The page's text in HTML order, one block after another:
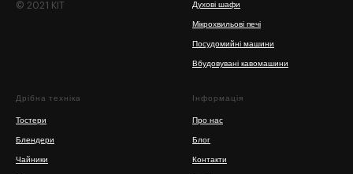
© 2021 KIT Духові шафи
Мікрохвильові печі
Посудомийні машини
Вбудовувані кавомашини
Дрібна техніка
Тостери
Блендери
Чайники
Інформація
Про нас
Блог
Контакти